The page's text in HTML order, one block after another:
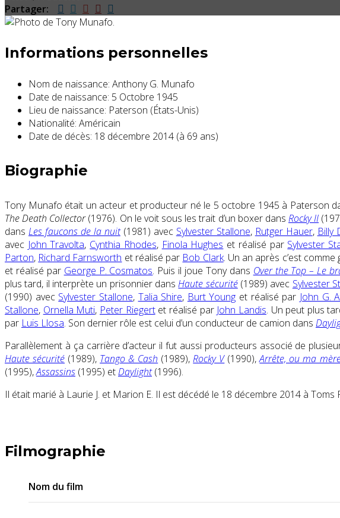
Partager:
Informations personnelles
Nom de naissance: Anthony G. Munafo
Date de naissance: 5 Octobre 1945
Lieu de naissance: Paterson (États-Unis)
Nationalité: Américain
Date de décès: 18 décembre 2014 (à 69 ans)
Biographie
Tony Munafo était un acteur et producteur né le 5 octobre 1945 à Paterson
The Death Collector(1976). On le voit sous les trait d’un boxer dans Rocky II
dans Les faucons de la nuit(1981) avec Sylvester Stallone, Rutger Hauer, Billy
avec John Travolta, Cynthia Rhodes, Finola Hughes et réalisé par Sylvester
Parton, Richard Farnsworth et réalisé par Bob Clark. Un an après c’est
et réalisé par George P. Cosmatos. Puis il joue Tony dans Over the Top – Le
plus tard, il interprète un prisonnier dansHaute sécurité(1989) avec Sylvester
(1990) avec Sylvester Stallone, Talia Shire, Burt Young et réalisé par John G.
Stallone, Ornella Muti, Peter Riegertet réalisé par John Landis. Un peut plus
par Luis Llosa. Son dernier rôle est celui d’un conducteur de camion dans
Parallèlement à ça carrière d’acteur il fut aussi producteurs associé de
Haute sécurité (1989), Tango & Cash (1989),Rocky V(1990),Arrête, ou ma
(1995),Assassins (1995) etDaylight(1996).
Il était marié à Laurie J. et Marion E. Il est décédé le 18 décembre 2014 à Toms
Filmographie
Nom du film